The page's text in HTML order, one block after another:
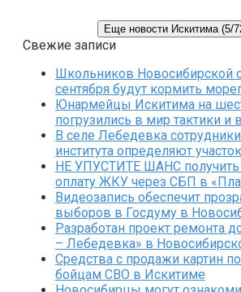
Еще новости Искитима (5/
Свежие записи
Школьников Новосибирской
сентября будут кормить
Юнармейцы Искитима на
погрузились в мир тактики
В селе Лебедевка
института определяют
НЕ УПУСТИТЕ ШАНС получить
оплату ЖКУ через СБП в
Видеозапись обеспечит
выборов в Госдуму в
Разработан проект ремонта
– Лебедевка» в
Средства с продажи картин
бойцам СВО в Искитиме